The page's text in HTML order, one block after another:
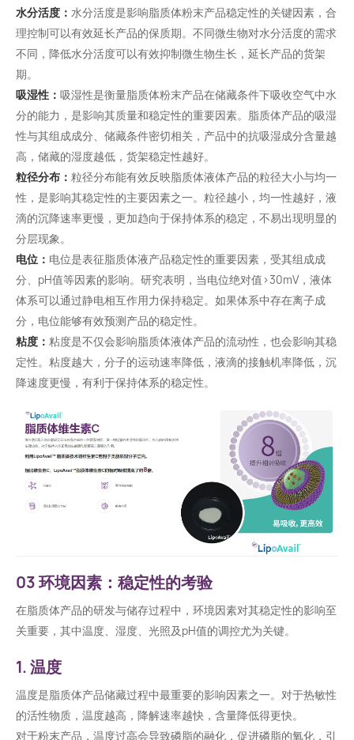
水分活度： 水分活度是影响脂质体粉末产品稳定性的关键因素，合
理控制可以有效延长产品的保质期。不同微生物对水分活度的需求
不同，降低水分活度可以有效抑制微生物生长，延长产品的货架
期。
吸湿性： 吸湿性是衡量脂质体粉末产品在储藏条件下吸收空气中水
分的能力，是影响其质量和稳定性的重要因素。脂质体产品的吸湿
性与其组成成分、储藏条件密切相关，产品中的抗吸湿成分含量越
高，储藏的湿度越低，货架稳定性越好。
粒径分布： 粒径分布能有效反映脂质体液体产品的粒径大小与均一
性，是影响其稳定性的主要因素之一。粒径越小，均一性越好，液
滴的沉降速率更慢，更加趋向于保持体系的稳定，不易出现明显的
分层现象。
电位： 电位是表征脂质体液产品稳定性的重要因素，受其组成成
分、pH值等因素的影响。研究表明，当电位绝对值>30mV，液体
体系可以通过静电相互作用力保持稳定。如果体系中存在离子成
分，电位能够有效预测产品的稳定性。
粘度： 粘度是不仅会影响脂质体液体产品的流动性，也会影响其稳
定性。粘度越大，分子的运动速率降低，液滴的接触机率降低，沉
降速度更慢，有利于保持体系的稳定性。
03 环境因素：稳定性的考验
在脂质体产品的研发与储存过程中，环境因素对其稳定性的影响至
关重要，其中温度、湿度、光照及pH值的调控尤为关键。
1. 温度
温度是脂质体产品储藏过程中最重要的影响因素之一。对于热敏性
的活性物质，温度越高，降解速率越快，含量降低得更快。
对于粉末产品，温度过高会导致磷脂的融化，促进磷脂的氧化，引